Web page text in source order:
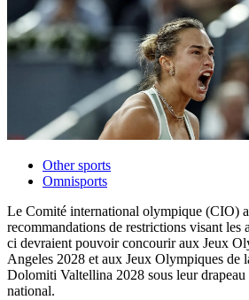
Other sports
Omnisports
Le Comité international olympique (CIO)
recommandations de restrictions visant les
ci devraient pouvoir concourir aux Jeux
Angeles 2028 et aux Jeux Olympiques de
Dolomiti Valtellina 2028 sous leur drapeau
national.